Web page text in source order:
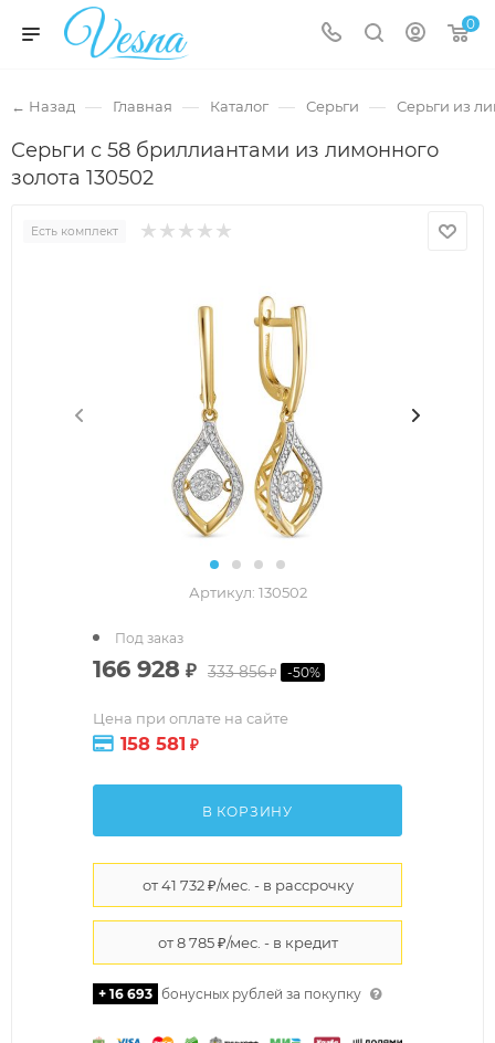
0
← Назад — Главная — Каталог — Серьги — Серьги из
Серьги с 58 бриллиантами из лимонного
золота 130502
Есть комплект
Артикул: 130502
166 928 ₽ 333 856₽ -50%
Цена при оплате на сайте
158 581 ₽
Под заказ
В КОРЗИНУ
+ 16 693 бонусных рублей за покупку